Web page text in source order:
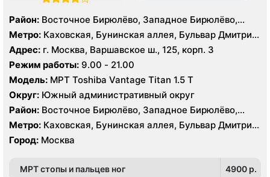
Район: Восточное Бирюлёво, Западное Бирюлёво,
Москворечье-Сабурово, Северное Чертаново,
Центральное Чертаново, Южное Чертаново , Южное
Чертаново , Зюзино, Северное Бутово, Южное Бутово
Метро: Каховская, Бунинская аллея, Бульвар Дмитрия
Донского, Бульвар Адмирала Ушакова, Аннино ,
Пражская, Севастопольская, Улица Академика
Янгеля, Улица Горчакова, Улица Скобелевская, Улица
Старокачаловская, Чертановская, Южная
Адрес: г. Москва, Варшавское ш., 125, корп. 3
Режим работы: 9.00 - 21.00
Модель: МРТ Toshiba Vantage Titan 1.5 Т
Округ: Южный административный округ
Район: Восточное Бирюлёво, Западное Бирюлёво,
Москворечье-Сабурово, Северное Чертаново,
Центральное Чертаново, Южное Чертаново , Южное
Чертаново , Зюзино, Северное Бутово, Южное Бутово
Метро: Каховская, Бунинская аллея, Бульвар Дмитрия
Донского, Бульвар Адмирала Ушакова, Аннино ,
Пражская, Севастопольская, Улица Академика
Янгеля, Улица Горчакова, Улица Скобелевская, Улица
Старокачаловская, Чертановская, Южная
Город: Москва
МРТ стопы и пальцев ног 4900 p.